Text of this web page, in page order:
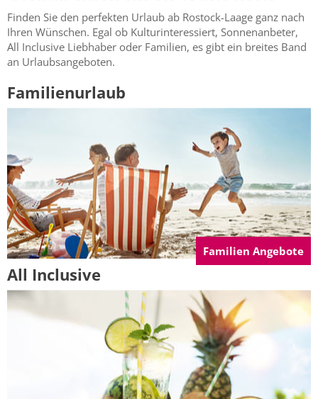
Finden Sie den perfekten Urlaub ab Rostock-Laage ganz nach
Ihren Wünschen. Egal ob Kulturinteressiert, Sonnenanbeter,
All Inclusive Liebhaber oder Familien, es gibt ein breites Band
an Urlaubsangeboten.
Familienurlaub
Familien Angebote
All Inclusive